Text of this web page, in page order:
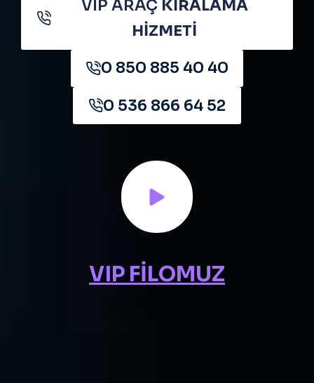
VIP ARAÇ KİRALAMA
HİZMETİ
0 850 885 40 40
0 536 866 64 52
VIP FİLOMUZ